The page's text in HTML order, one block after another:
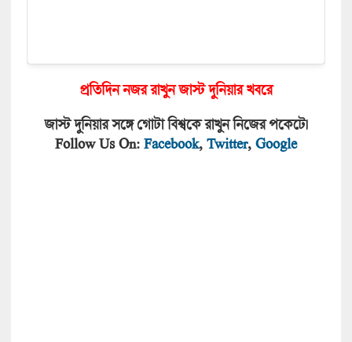
প্রতিদিন নজর রাখুন জাস্ট দুনিয়ার খবরে
জাস্ট দুনিয়ার সঙ্গে গোটা বিশ্বকে রাখুন নিজের পকেটে।
Follow Us On: Facebook, Twitter, Google